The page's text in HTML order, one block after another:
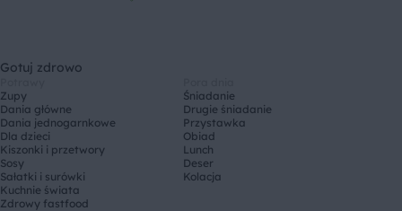
Gotuj zdrowo
Zupy
Dania główne
Dania jednogarnkowe
Dla dzieci
Kiszonki i przetwory
Sosy
Sałatki i surówki
Kuchnie świata
Zdrowy fastfood
Śniadanie
Drugie śniadanie
Przystawka
Obiad
Lunch
Deser
Kolacja